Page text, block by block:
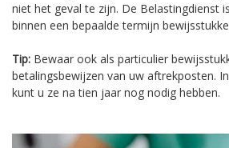
niet het geval te zijn. De Belastingdienst
binnen een bepaalde termijn
Tip: Bewaar ook als particulier
betalingsbewijzen van uw aftrekposten.
kunt u ze na tien jaar nog nodig hebben.